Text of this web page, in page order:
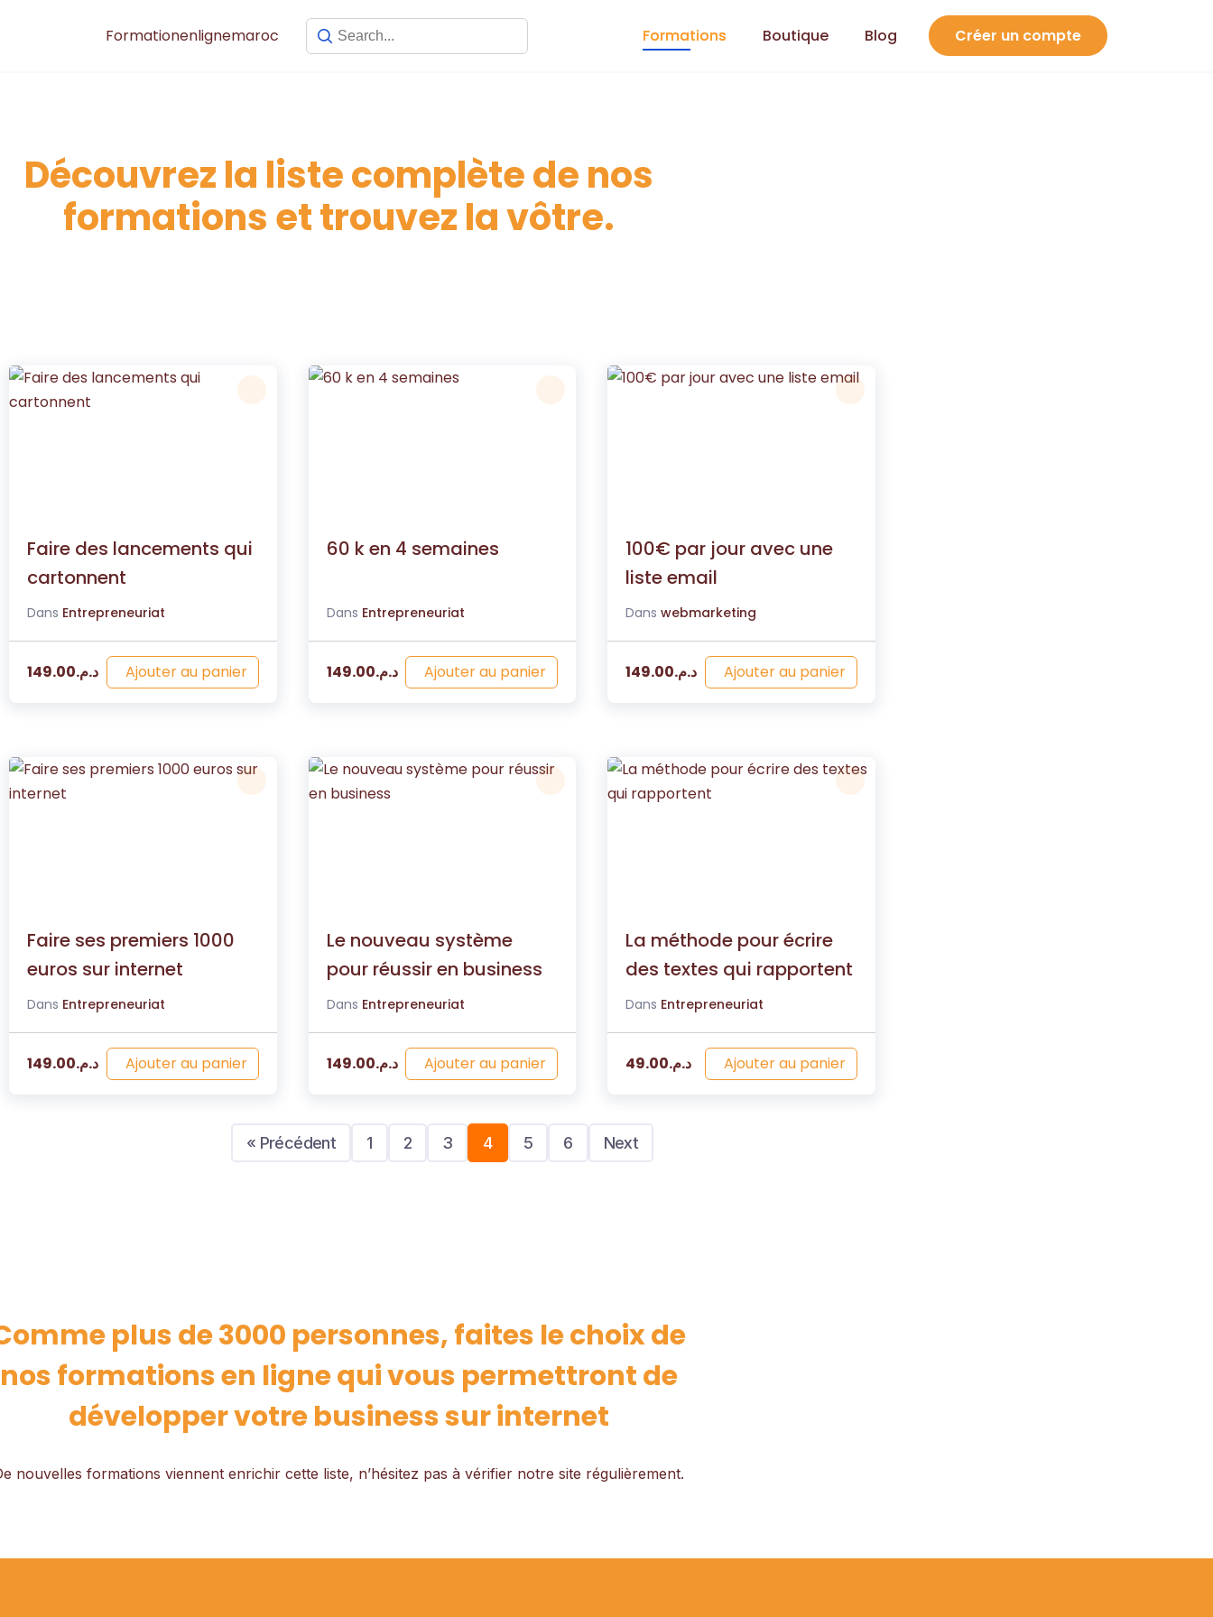
Formationenlignemaroc Formations Boutique Blog Créer un compte
Découvrez la liste complète de nos
formations et trouvez la vôtre.
Faire des lancements qui
cartonnent
Dans Entrepreneuriat
د.م.149.00 Ajouter au panier
60 k en 4 semaines
Dans Entrepreneuriat
د.م.149.00 Ajouter au panier
100€ par jour avec une
liste email
Dans webmarketing
د.م.149.00 Ajouter au panier
Faire ses premiers 1000
euros sur internet
Dans Entrepreneuriat
د.م.149.00 Ajouter au panier
Le nouveau système
pour réussir en business
Dans Entrepreneuriat
د.م.149.00 Ajouter au panier
La méthode pour écrire
des textes qui rapportent
Dans Entrepreneuriat
د.م.49.00 Ajouter au panier
« Précédent 1 2 3 4 5 6 Next
plus de 3000 personnes, faites le choix de
nos formations en ligne qui vous permettront de
développer votre business sur internet
nouvelles formations viennent enrichir cette liste, n’hésitez pas à vérifier notre site régulièrement.